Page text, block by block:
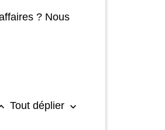
? Nous
Tout déplier keyboard_arrow_down